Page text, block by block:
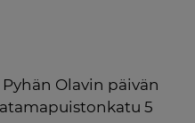
Pyhän Olavin päivän
5